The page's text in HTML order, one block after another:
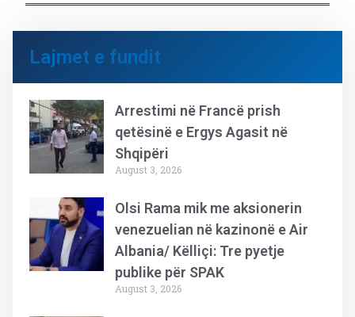
Lajmet e fundit
Arrestimi në Francë prish
qetësinë e Ergys Agasit në
Shqipëri
August 3, 2026
Olsi Rama mik me aksionerin
venezuelian në kazinonë e Air
Albania/ Këlliçi: Tre pyetje
publike për SPAK
August 3, 2026